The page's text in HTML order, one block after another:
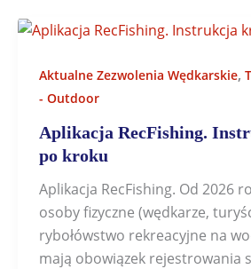
Aktualne Zezwolenia Wędkarskie,
- Outdoor
Aplikacja RecFishing.
po kroku
Aplikacja RecFishing. Od 2026
osoby fizyczne (wędkarze,
rybołówstwo rekreacyjne na
mają obowiązek rejestrowania